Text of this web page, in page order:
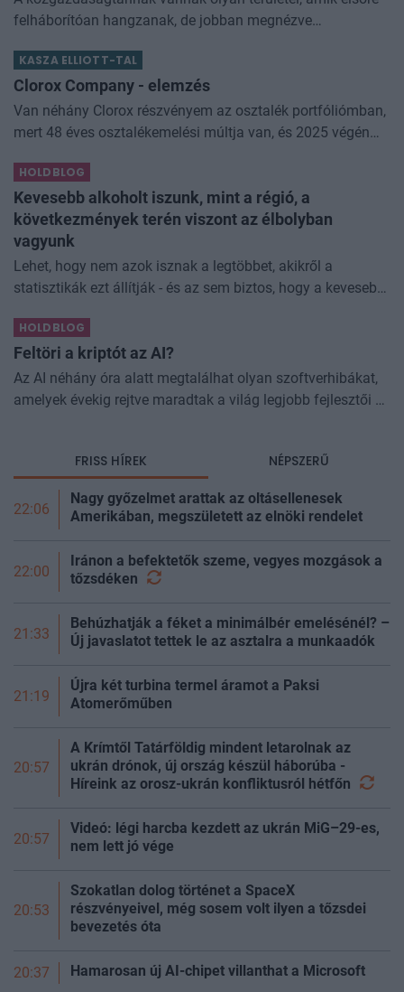
felháborítóan hangzanak, de jobban megnézve
némi kellemetlenséggel is járnak. Az
KASZA ELLIOTT-TAL
Clorox Company - elemzés
Van néhány Clorox részvényem az osztalék portfóliómban,
mert 48 éves osztalékemelési múltja van, és 2025 végén
dividend king-et. Azt
HOLDBLOG
Kevesebb alkoholt iszunk, mint a régió, a
következmények terén viszont az élbolyban
vagyunk
Lehet, hogy nem azok isznak a legtöbbet, akikről a
statisztikák ezt állítják - és az sem biztos, hogy a kevesebb
Kevesebb alkoholt iszunk
HOLDBLOG
Feltöri a kriptót az AI?
Az AI néhány óra alatt megtalálhat olyan szoftverhibákat,
amelyek évekig rejtve maradtak a világ legjobb fejlesztői és
FRISS HÍREK NÉPSZERŰ
22:06
Nagy győzelmet arattak az oltásellenesek
Amerikában, megszületett az elnöki rendelet
22:00
Iránon a befektetők szeme, vegyes mozgások a
tőzsdéken
21:33
Behúzhatják a féket a minimálbér emelésénél? –
Új javaslatot tettek le az asztalra a munkaadók
21:19
Újra két turbina termel áramot a Paksi
Atomerőműben
20:57
A Krímtől Tatárföldig mindent letarolnak az
ukrán drónok, új ország készül háborúba -
Híreink az orosz-ukrán konfliktusról hétfőn
20:57
Videó: légi harcba kezdett az ukrán MiG–29-es,
nem lett jó vége
20:53
Szokatlan dolog történet a SpaceX
részvényeivel, még sosem volt ilyen a tőzsdei
bevezetés óta
20:37 Hamarosan új AI-chipet villanthat a Microsoft